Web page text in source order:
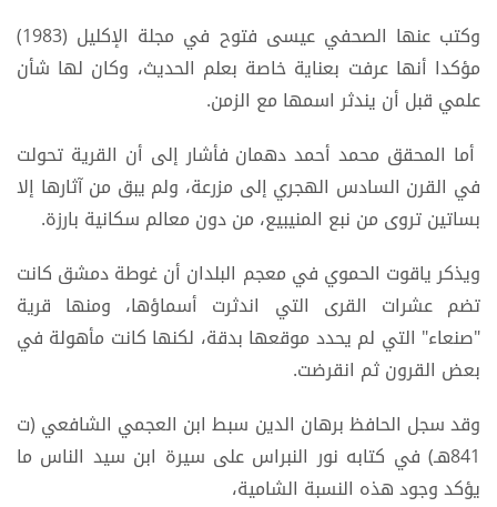
وكتب عنها الصحفي عيسى فتوح في مجلة الإكليل (1983)
مؤكدا أنها عرفت بعناية خاصة بعلم الحديث، وكان لها شأن
علمي قبل أن يندثر اسمها مع الزمن.
أما المحقق محمد أحمد دهمان فأشار إلى أن القرية تحولت
في القرن السادس الهجري إلى مزرعة، ولم يبق من آثارها إلا
بساتين تروى من نبع المنيبيع، من دون معالم سكانية بارزة.
ويذكر ياقوت الحموي في معجم البلدان أن غوطة دمشق كانت
تضم عشرات القرى التي اندثرت أسماؤها، ومنها قرية
"صنعاء" التي لم يحدد موقعها بدقة، لكنها كانت مأهولة في
بعض القرون ثم انقرضت.
وقد سجل الحافظ برهان الدين سبط ابن العجمي الشافعي (ت
841هـ) في كتابه نور النبراس على سيرة ابن سيد الناس ما
يؤكد وجود هذه النسبة الشامية،